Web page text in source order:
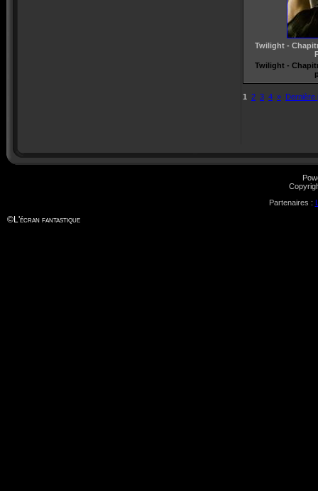
Twilight -
Twilight -
1 2 3 4 » Dernière
Partenaires :
©L'écran fantastique